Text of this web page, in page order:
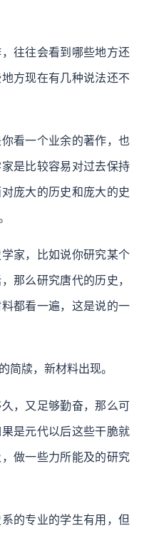
往往会看到哪些地方还
方现在有几种说法还不
看一个业余的著作，也
是比较容易对过去保持
庞大的历史和庞大的史
家，比如说你研究某个
那么研究唐代的历史，
都看一遍，这是说的一
简牍，新材料出现。
，又足够勤奋，那么可
是元代以后这些干脆就
做一些力所能及的研究
的专业的学生有用，但